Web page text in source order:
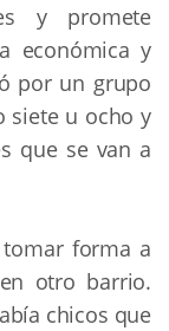
y promete
económica y
por un grupo
siete u ocho y
que se van a
forma a
otro barrio.
chicos que